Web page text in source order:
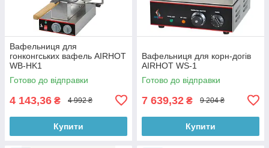
Вафельниця для
гонконгських вафель AIRHOT
WB-HK1
Готово до відправки
4 143,36 ₴ 4 992 ₴
Купити
Вафельниця для корн-догів
AIRHOT WS-1
Готово до відправки
7 639,32 ₴ 9 204 ₴
Купити